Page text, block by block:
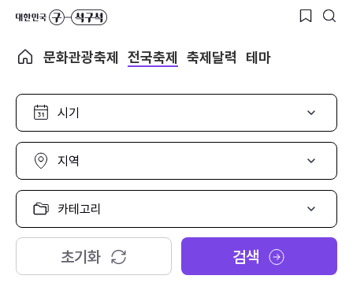
문화관광축제 전국축제 축제달력 테마
시
선
택
지
선
택
카
고
리
택
초기화 검색